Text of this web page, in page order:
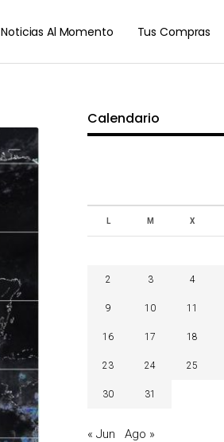
Noticias Al Momento Tus Compras
Calendario
L M X
2 3 4
9 10 11
16 17 18
23 24 25
30 31
« Jun Ago »